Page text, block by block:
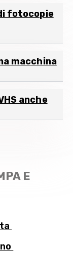
fotocopie
macchina
anche
E